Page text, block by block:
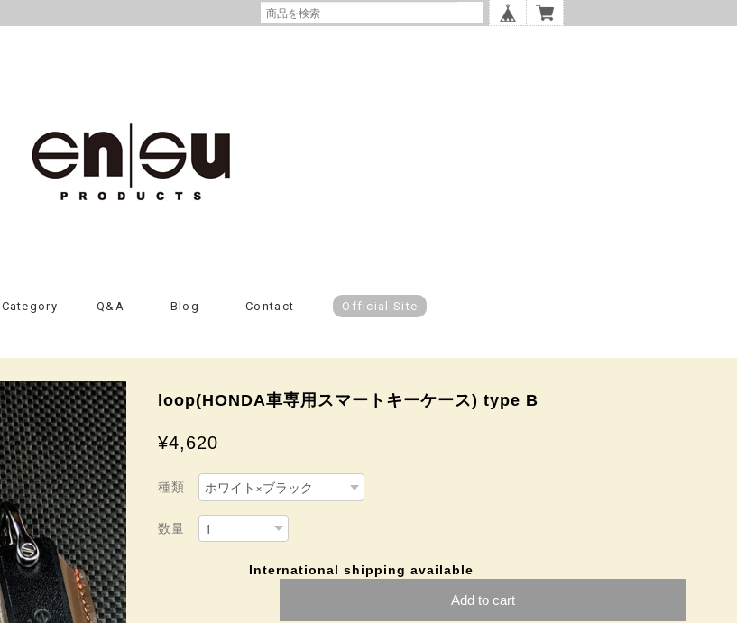
Category Q&A Blog Contact Official Site
loop(HONDA車専用スマートキーケース) type B
¥4,620
種類
数量
International shipping available
Add to cart